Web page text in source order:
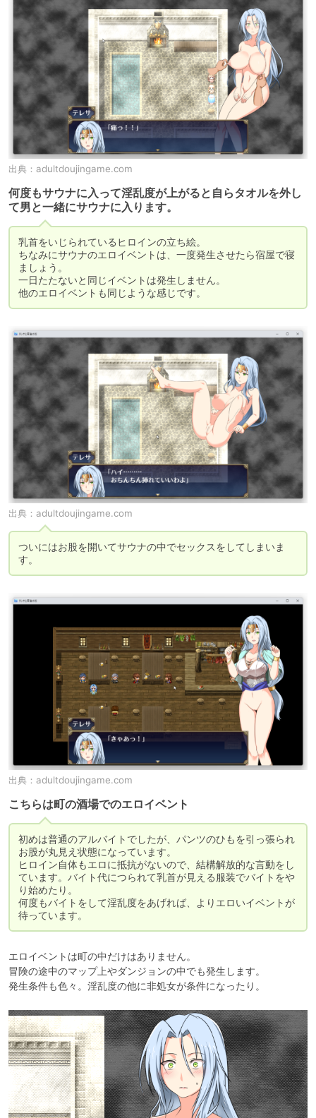
出典： adultdoujingame.com
何度もサウナに入って淫乱度が上がると自らタオルを外し
て男と一緒にサウナに入ります。
乳首をいじられているヒロインの立ち絵。
ちなみにサウナのエロイベントは、一度発生させたら宿屋で寝
ましょう。
一日たたないと同じイベントは発生しません。
他のエロイベントも同じような感じです。
出典： adultdoujingame.com
ついにはお股を開いてサウナの中でセックスをしてしまいま
出典： adultdoujingame.com
こちらは町の酒場でのエロイベント
初めは普通のアルバイトでしたが、パンツのひもを引っ張られ
お股が丸見え状態になっています。
ヒロイン自体もエロに抵抗がないので、結構解放的な言動をし
ています。バイト代につられて乳首が見える服装でバイトをや
り始めたり。
何度もバイトをして淫乱度をあげれば、よりエロいイベントが
待っています。
エロイベントは町の中だけはありません。
冒険の途中のマップ上やダンジョンの中でも発生します。
発生条件も色々。淫乱度の他に非処女が条件になったり。